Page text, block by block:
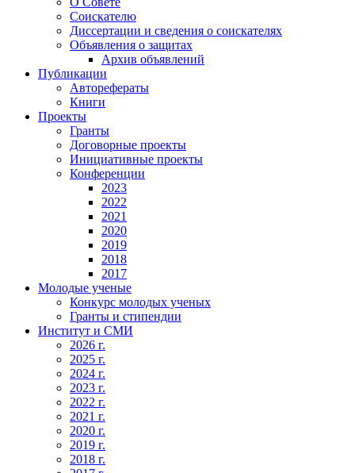
Соискателю
Диссертации и сведения о соискателях
Объявления о защитах
Архив объявлений
Публикации
Авторефераты
Книги
Проекты
Гранты
Договорные проекты
Инициативные проекты
Конференции
2023
2022
2021
2020
2019
2018
2017
Молодые ученые
Конкурс молодых ученых
Гранты и стипендии
Институт и СМИ
2026 г.
2025 г.
2024 г.
2023 г.
2022 г.
2021 г.
2020 г.
2019 г.
2018 г.